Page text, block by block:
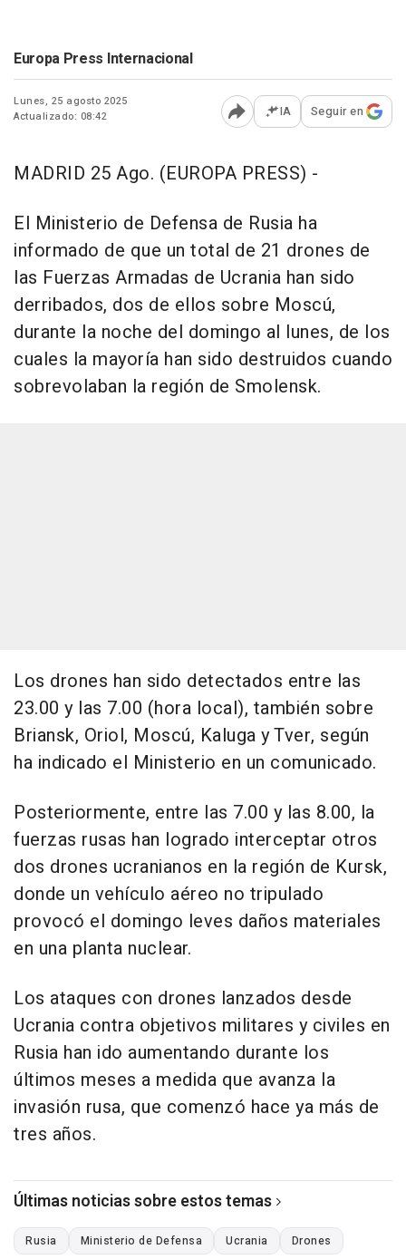
Europa Press Internacional
Lunes, 25 agosto 2025
Actualizado: 08:42
Abrir opciones para
IA Seguir en
MADRID 25 Ago. (EUROPA PRESS) -
El Ministerio de Defensa de Rusia ha
informado de que un total de 21 drones de
las Fuerzas Armadas de Ucrania han sido
derribados, dos de ellos sobre Moscú,
durante la noche del domingo al lunes, de los
cuales la mayoría han sido destruidos cuando
sobrevolaban la región de Smolensk.
Los drones han sido detectados entre las
23.00 y las 7.00 (hora local), también sobre
Briansk, Oriol, Moscú, Kaluga y Tver, según
ha indicado el Ministerio en un comunicado.
Posteriormente, entre las 7.00 y las 8.00, la
fuerzas rusas han logrado interceptar otros
dos drones ucranianos en la región de Kursk,
donde un vehículo aéreo no tripulado
provocó el domingo leves daños materiales
en una planta nuclear.
Los ataques con drones lanzados desde
Ucrania contra objetivos militares y civiles en
Rusia han ido aumentando durante los
últimos meses a medida que avanza la
invasión rusa, que comenzó hace ya más de
tres años.
Últimas noticias sobre estos temas
Rusia Ministerio de Defensa Ucrania Drones